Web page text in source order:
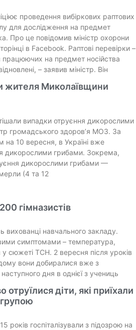
проведення вибіркових раптових
для дослідження на предмет
Про це повідомив міністр охорони
в Facebook. Раптові перевірки –
працюючих на предмет носійства
– заявив міністр. Він
жителя Миколаївщини
випадки отруєння дикорослими
громадського здоров’‎я МОЗ. За
на 10 вересня, в Україні вже
дикорослими грибами. Зокрема,
дикорослими грибами —
(4 та 12
гімназистів
вихованці навчального закладу.
симптомами – температура,
сюжеті ТСН. 2 вересня після уроків
вони добиралися вже з
дня в однієї з учениць
отруїлися діти, які приїхали
років госпіталізували з підозрою на